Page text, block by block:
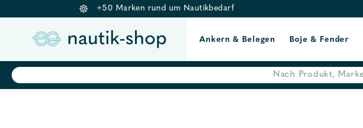
Springe
+50 Marken rund um Nautikbedarf
Ankern & Belegen Boje & Fender
Products
search